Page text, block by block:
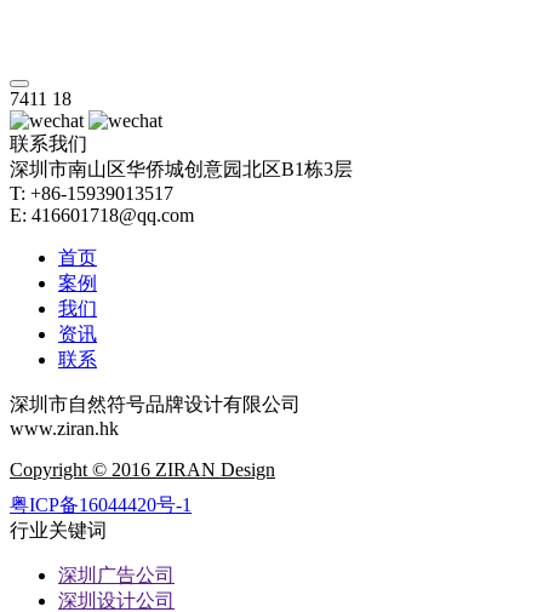
7411 18
联系我们
深圳市南山区华侨城创意园北区B1栋3层
T: +86-15939013517
E: 416601718@qq.com
首页
案例
我们
资讯
联系
深圳市自然符号品牌设计有限公司
www.ziran.hk
Copyright © 2016 ZIRAN Design
粤ICP备16044420号-1
行业关键词
深圳广告公司
深圳设计公司